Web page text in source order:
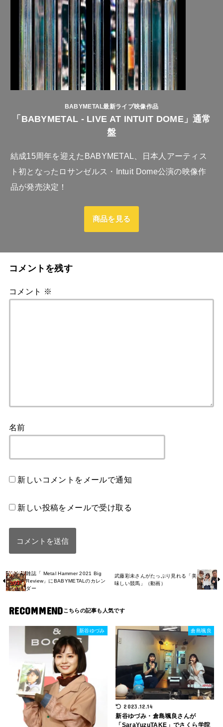
BABYMETAL最新ライブ映像作品
「BABYMETAL - LIVE AT INTUIT DOME」通常
盤
結成15周年を迎えたBABYMETAL、日本人アーティス
ト初となったロサンゼルス・Intuit Dome公演の映像作
品が発売決定！
商品を見る
コメントを残す
コメント ※
名前
新しいコメントをメールで通知
新しい投稿をメールで受け取る
雑誌「 Metal Hammer 2021 Big
Review」にBABYMETALのカレン
ダー
武藤彩未さんがたっぷり見れる「美
味しい競馬」（動画）
RECOMMEND
新谷ゆづみ 倉島颯良
2023.12.14
新谷ゆづみ・倉島颯良さんが
「SaraYuzuTAKE」でさくら学院